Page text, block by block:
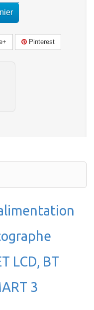
Pinterest
LCD, BT
3